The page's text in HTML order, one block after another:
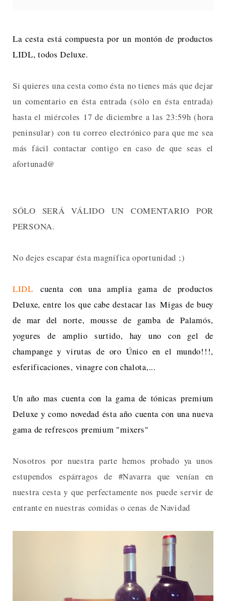
La cesta está compuesta por un montón de productos
LIDL, todos Deluxe.
Si quieres una cesta como ésta no tienes más que dejar
un comentario en ésta entrada (sólo en ésta entrada)
hasta el miércoles 17 de diciembre a las 23:59h (hora
peninsular) con tu correo electrónico para que me sea
más fácil contactar contigo en caso de que seas el
afortunad@
SÓLO SERÁ VÁLIDO UN COMENTARIO POR
PERSONA.
No dejes escapar ésta magnífica oportunidad ;)
LIDL cuenta con una amplia gama de productos
Deluxe, entre los que cabe destacar lasMigas de buey
de mar del norte, mousse de gamba de Palamós,
yogures de amplio surtido, hay uno con gel de
champange y virutas de oro Único en el mundo!!!,
esferificaciones, vinagre con chalota,...
Un año mas cuenta con la gama de tónicas premium
Deluxe y como novedad ésta año cuenta con una nueva
gama de refrescos premium "mixers"
Nosotros por nuestra parte hemos probado ya unos
estupendos espárragos de #Navarra que venían en
nuestra cesta y que perfectamente nos puede servir de
entrante en nuestras comidas o cenas de Navidad